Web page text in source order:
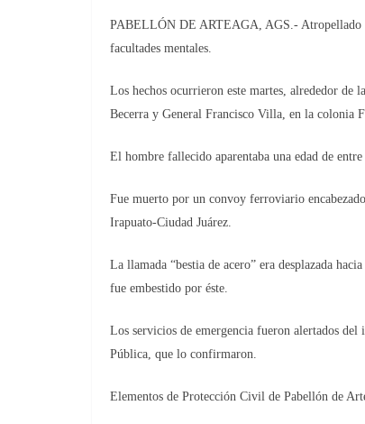
PABELLÓN DE ARTEAGA, AGS.- Atropellado
facultades mentales.
Los hechos ocurrieron este martes, alrededor de
Becerra y General Francisco Villa, en la colonia
El hombre fallecido aparentaba una edad de
Fue muerto por un convoy ferroviario
Irapuato-Ciudad Juárez.
La llamada “bestia de acero” era desplazada
fue embestido por éste.
Los servicios de emergencia fueron alertados
Pública, que lo confirmaron.
Elementos de Protección Civil de Pabellón de